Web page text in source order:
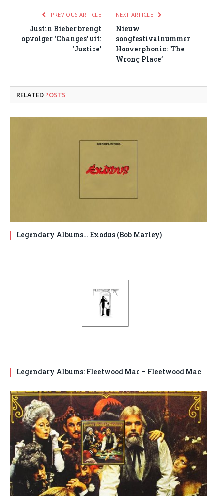
PREVIOUS ARTICLE
Justin Bieber brengt
opvolger ‘Changes’ uit:
‘Justice’
NEXT ARTICLE
Nieuw
songfestivalnummer
Hooverphonic: ‘The
Wrong Place’
RELATED POSTS
Legendary Albums… Exodus (Bob Marley)
Legendary Albums: Fleetwood Mac – Fleetwood Mac